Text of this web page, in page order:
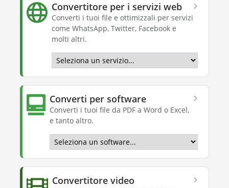
Convertitore per i servizi web
Converti i tuoi file e ottimizzali per servizi
come WhatsApp, Twitter, Facebook e
molti altri.
Converti per software
Converti i tuoi file da PDF a Word o Excel,
e tanto altro.
Convertitore video